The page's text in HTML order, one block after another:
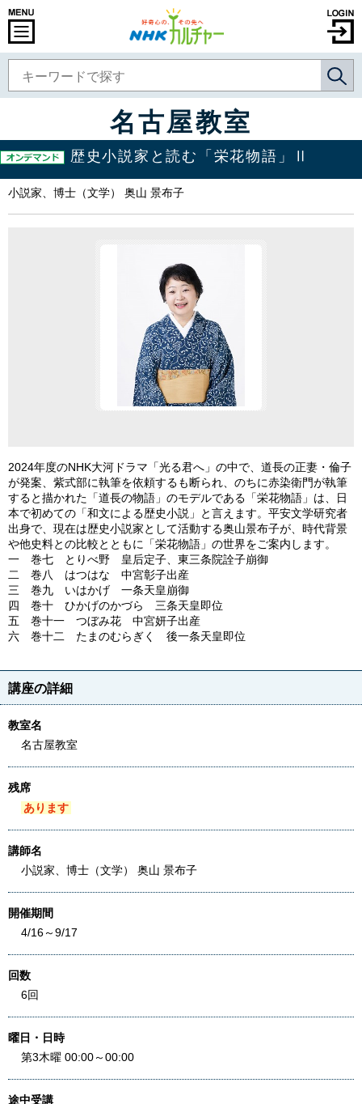
名古屋教室
歴史小説家と読む「栄花物語」Ⅱ
小説家、博士（文学） 奥山 景布子
2024年度のNHK大河ドラマ「光る君へ」の中で、道長の正妻・倫子
が発案、紫式部に執筆を依頼するも断られ、のちに赤染衛門が執筆
すると描かれた「道長の物語」のモデルである「栄花物語」は、日
本で初めての「和文による歴史小説」と言えます。平安文学研究者
出身で、現在は歴史小説家として活動する奥山景布子が、時代背景
や他史料との比較とともに「栄花物語」の世界をご案内します。
一 巻七 とりべ野 皇后定子、東三条院詮子崩御
二 巻八 はつはな 中宮彰子出産
三 巻九 いはかげ 一条天皇崩御
四 巻十 ひかげのかづら 三条天皇即位
五 巻十一 つぼみ花 中宮妍子出産
六 巻十二 たまのむらぎく 後一条天皇即位
講座の詳細
教室名
名古屋教室
残席
あります
講師名
小説家、博士（文学） 奥山 景布子
開催期間
4/16～9/17
回数
6回
曜日・日時
第3木曜 00:00～00:00
途中受講